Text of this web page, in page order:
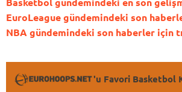
EuroLeague gündemindeki son
NBA gündemindeki son haberler için
'u Favori Basketbol